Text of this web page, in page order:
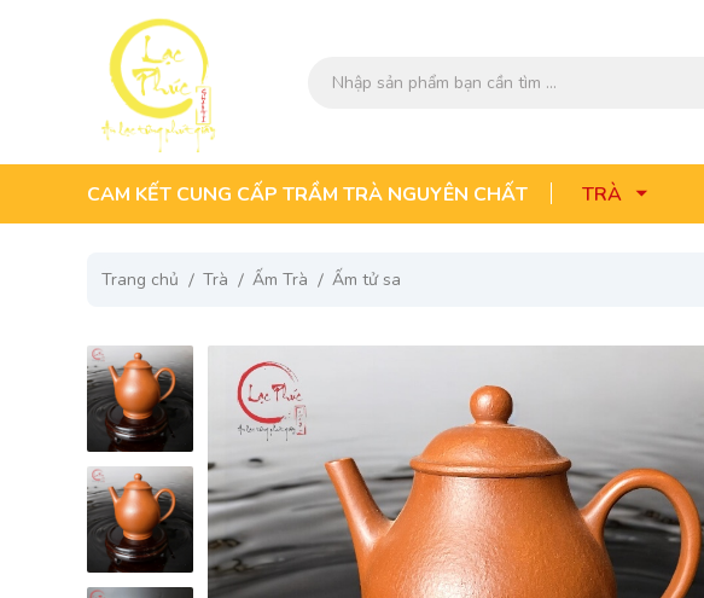
CAM KẾT CUNG CẤP TRẦM TRÀ NGUYÊN CHẤT TRÀ
Trang chủ Trà Ấm Trà Ấm tử sa